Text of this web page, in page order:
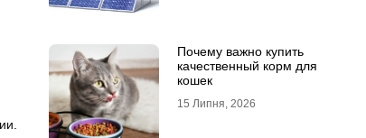
Почему важно купить
качественный корм для
кошек
15 Липня, 2026